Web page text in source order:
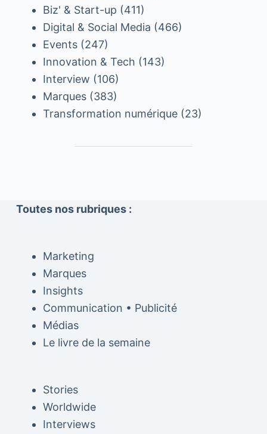
Biz' & Start-up (411)
Digital & Social Media (466)
Events(247)
Innovation & Tech (143)
Interview (106)
Marques(383)
Transformation numérique(23)
Toutes nos rubriques :
Marketing
Marques
Insights
Communication • Publicité
Médias
Le livre de la semaine
Stories
Worldwide
Interviews